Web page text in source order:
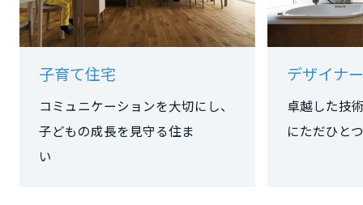
子育て住宅
コミュニケーションを大切にし、
子どもの成長を見守る住ま
い
デザイナ
卓越した技
にただひ
愛知県
近畿エリア